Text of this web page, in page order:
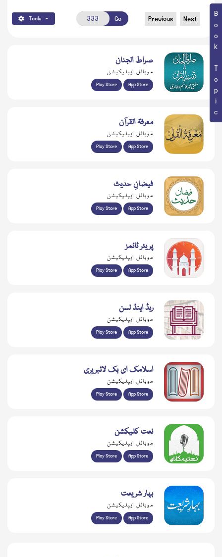
Book Topic
Tools Go Previous Next
صراط الجنان
موبائل ایپلیکیشن
Play Store App Store
معرفۃ القرآن
موبائل ایپلیکیشن
Play Store App Store
فیضانِ حدیث
موبائل ایپلیکیشن
Play Store App Store
پریئر ٹائمز
موبائل ایپلیکیشن
Play Store App Store
ریڈ اینڈ لسن
موبائل ایپلیکیشن
Play Store App Store
اسلامک ای بک لائبریری
موبائل ایپلیکیشن
Play Store App Store
نعت کلیکشن
موبائل ایپلیکیشن
Play Store App Store
بہار شریعت
موبائل ایپلیکیشن
Play Store App Store